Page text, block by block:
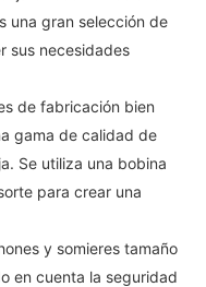
una gran selección de
sus necesidades
de fabricación bien
gama de calidad de
Se utiliza una bobina
para crear una
y somieres tamaño
en cuenta la seguridad